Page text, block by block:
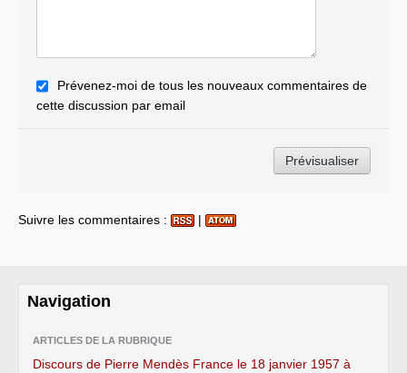
Prévenez-moi de tous les nouveaux commentaires de
cette discussion par email
Suivre les commentaires : |
Navigation
ARTICLES DE LA RUBRIQUE
Discours de Pierre Mendès France le 18 janvier 1957 à